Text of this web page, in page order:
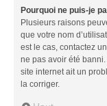
Pourquoi ne puis-je
Plusieurs raisons
que votre nom
est le cas, contactez
ne pas avoir été
site internet ait un
la corriger.